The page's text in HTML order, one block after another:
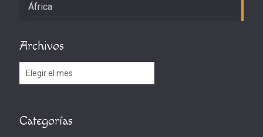
África
Archivos
Archivos
Categorías